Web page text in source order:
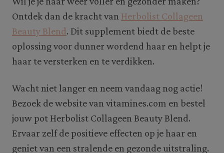
Ontdek dan de kracht van Herbolist Collageen
Beauty Blend. Dit supplement biedt de beste
oplossing voor dunner wordend haar en helpt je
haar te versterken en te verdikken.
Wacht niet langer en neem vandaag nog actie!
Bezoek de website van vitamines.com en bestel
jouw pot Herbolist Collageen Beauty Blend.
Ervaar zelf de positieve effecten op je haar en
geniet van een stralende en gezonde uitstraling.